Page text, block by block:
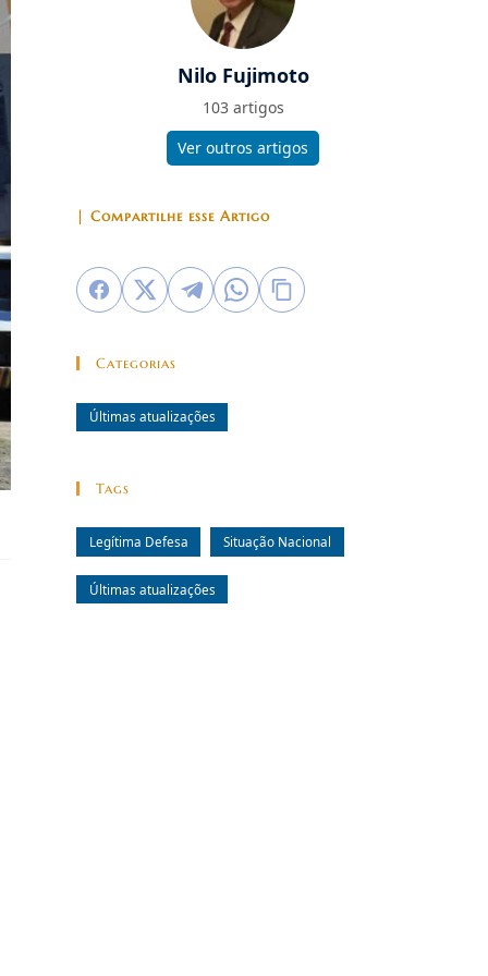
Nilo Fujimoto
103 artigos
Ver outros artigos
| Compartilhe esse Artigo
Categorias
Últimas atualizações
Tags
Legítima Defesa Situação Nacional
Últimas atualizações